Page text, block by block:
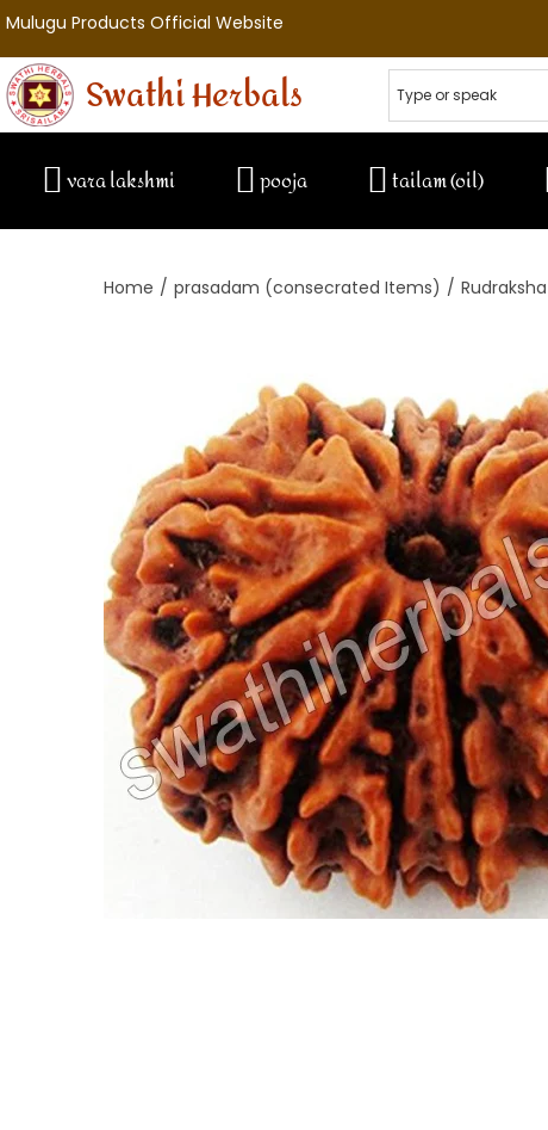
Mulugu Products Official Website
Swathi Herbals
vara lakshmi pooja tailam (oil)
Home / prasadam (consecrated Items) / Rudraksha